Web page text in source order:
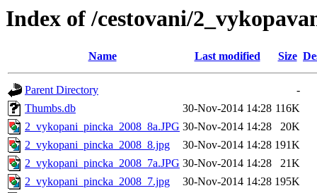
Index of /cestovani/
Name Last modified Size
Parent Directory
-
Thumbs.db
30-Nov-2014 14:28 116K
2_vykopani_pincka_2008_8a.JPG 30-Nov-2014 14:28
20K
2_vykopani_pincka_2008_8.jpg
30-Nov-2014 14:28 191K
2_vykopani_pincka_2008_7a.JPG 30-Nov-2014 14:28
21K
2_vykopani_pincka_2008_7.jpg
30-Nov-2014 14:28 195K